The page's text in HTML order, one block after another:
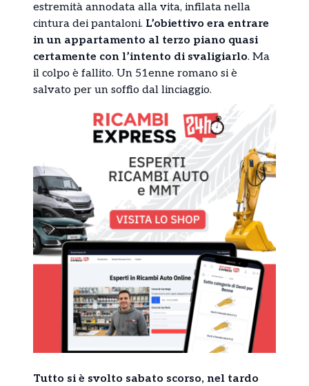
estremità annodata alla vita, infilata nella
cintura dei pantaloni. L’obiettivo era entrare
in un appartamento al terzo piano quasi
certamente con l’intento di svaligiarlo. Ma
il colpo è fallito. Un 51enne romano si è
salvato per un soffio dal linciaggio.
Tutto si è svolto sabato scorso, nel tardo